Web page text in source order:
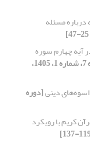
درباره مسئله
آیه چهارم سوره
[دوره 7، شماره 1، 1405،
دینی[دوره
کریم با رویکرد